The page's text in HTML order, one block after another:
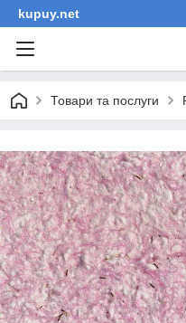
kupuy.net
Товари та послуги